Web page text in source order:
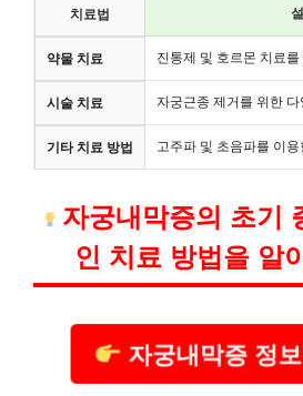
치료법
약물 치료 진통제 및 호르몬 치료
시술 치료 자궁근종 제거를 위한
기타 치료 방법 고주파 및 초음파를 이
자궁내막증의 초기
인 치료 방법을 알
자궁내막증 정